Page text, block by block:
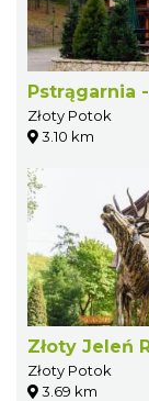
Pstrągarnia
Złoty Potok
3.10 km
Złoty Jeleń
Złoty Potok
3.69 km